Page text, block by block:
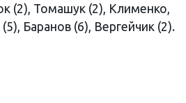
(2), Томашук (2), Клименко,
Баранов (6), Вергейчик (2).